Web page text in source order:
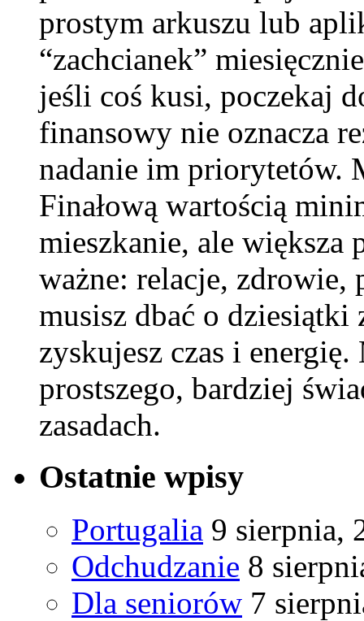
prostym arkuszu lub
“zachcianek”
jeśli coś kusi, poczekaj
finansowy nie oznacza
nadanie im priorytetów.
Finałową wartością
mieszkanie, ale większa
ważne: relacje, zdrowie,
musisz dbać o
zyskujesz czas i
prostszego, bardziej
zasadach.
Ostatnie wpisy
Portugalia 9 sierpnia,
Odchudzanie 8
Dla seniorów 7